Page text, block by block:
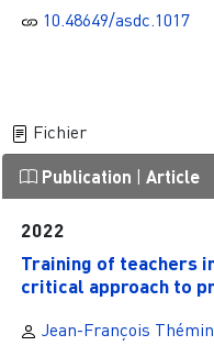
10.48649/asdc.1017
Fichier
Publication Article
2022
Training of teachers
critical approach to
Jean-François